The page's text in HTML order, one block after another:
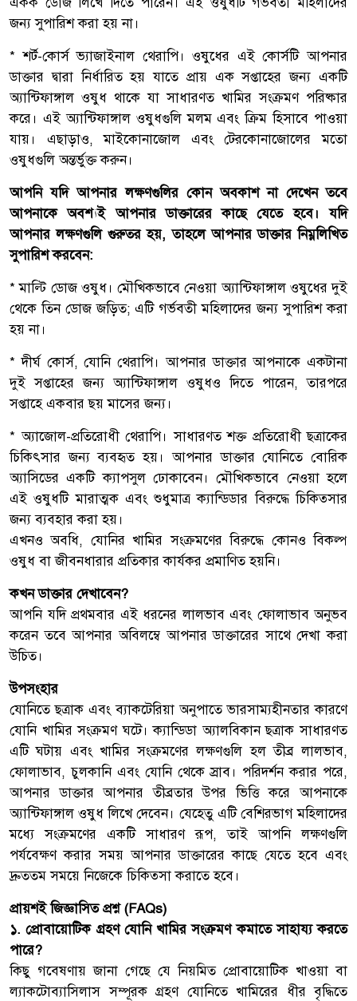
জন্য সুপারিশ করা হয় না।
* শর্ট-কোর্স ভ্যাজাইনাল থেরাপি। ওষুধের এই কোর্সটি আপনার
ডাক্তার দ্বারা নির্ধারিত হয় যাতে প্রায় এক সপ্তাহের জন্য একটি
অ্যান্টিফাঙ্গাল ওষুধ থাকে যা সাধারণত খামির সংক্রমণ পরিষ্কার
করে। এই অ্যান্টিফাঙ্গাল ওষুধগুলি মলম এবং ক্রিম হিসাবে পাওয়া
যায়। এছাড়াও, মাইকোনাজোল এবং টেরকোনাজোলের মতো
ওষুধগুলি অন্তর্ভুক্ত করুন।
আপনি যদি আপনার লক্ষণগুলির কোন অবকাশ না দেখেন তবে
আপনাকে অবশ্যই আপনার ডাক্তারের কাছে যেতে হবে। যদি
আপনার লক্ষণগুলি গুরুতর হয়, তাহলে আপনার ডাক্তার নিম্নলিখিত
সুপারিশ করবেন:
* মাল্টি ডোজ ওষুধ। মৌখিকভাবে নেওয়া অ্যান্টিফাঙ্গাল ওষুধের দুই
থেকে তিন ডোজ জড়িত; এটি গর্ভবতী মহিলাদের জন্য সুপারিশ করা
হয় না।
* দীর্ঘ কোর্স, যোনি থেরাপি। আপনার ডাক্তার আপনাকে একটানা
দুই সপ্তাহের জন্য অ্যান্টিফাঙ্গাল ওষুধও দিতে পারেন, তারপরে
সপ্তাহে একবার ছয় মাসের জন্য।
* অ্যাজোল-প্রতিরোধী থেরাপি। সাধারণত শক্ত প্রতিরোধী ছত্রাকের
চিকিৎসার জন্য ব্যবহৃত হয়। আপনার ডাক্তার যোনিতে বোরিক
অ্যাসিডের একটি ক্যাপসুল ঢোকাবেন। মৌখিকভাবে নেওয়া হলে
এই ওষুধটি মারাত্মক এবং শুধুমাত্র ক্যান্ডিডার বিরুদ্ধে চিকিত্সার
জন্য ব্যবহার করা হয়।
এখনও অবধি, যোনির খামির সংক্রমণের বিরুদ্ধে কোনও বিকল্প
ওষুধ বা জীবনধারার প্রতিকার কার্যকর প্রমাণিত হয়নি।
কখন ডাক্তার দেখাবেন?
আপনি যদি প্রথমবার এই ধরনের লালভাব এবং ফোলাভাব অনুভব
করেন তবে আপনার অবিলম্বে আপনার ডাক্তারের সাথে দেখা করা
উচিত।
উপসংহার
যোনিতে ছত্রাক এবং ব্যাকটেরিয়া অনুপাতে ভারসাম্যহীনতার কারণে
যোনি খামির সংক্রমণ ঘটে। ক্যান্ডিডা অ্যালবিকান ছত্রাক সাধারণত
এটি ঘটায় এবং খামির সংক্রমণের লক্ষণগুলি হল তীব্র লালভাব,
ফোলাভাব, চুলকানি এবং যোনি থেকে স্রাব। পরিদর্শন করার পরে,
আপনার ডাক্তার আপনার তীব্রতার উপর ভিত্তি করে আপনাকে
অ্যান্টিফাঙ্গাল ওষুধ লিখে দেবেন। যেহেতু এটি বেশিরভাগ মহিলাদের
মধ্যে সংক্রমণের একটি সাধারণ রূপ, তাই আপনি লক্ষণগুলি
পর্যবেক্ষণ করার সময় আপনার ডাক্তারের কাছে যেতে হবে এবং
দ্রুততম সময়ে নিজেকে চিকিত্সা করাতে হবে।
প্রায়শই জিজ্ঞাসিত প্রশ্ন (FAQs)
১. প্রোবায়োটিক গ্রহণ যোনি খামির সংক্রমণ কমাতে সাহায্য করতে
পারে?
কিছু গবেষণায় জানা গেছে যে নিয়মিত প্রোবায়োটিক খাওয়া বা
ল্যাকটোব্যাসিলাস সম্পূরক গ্রহণ যোনিতে খামিরের ধীর বৃদ্ধিতে